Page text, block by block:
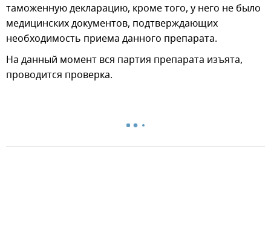
таможенную декларацию, кроме того, у него не было
медицинских документов, подтверждающих
необходимость приема данного препарата.
На данный момент вся партия препарата изъята,
проводится проверка.